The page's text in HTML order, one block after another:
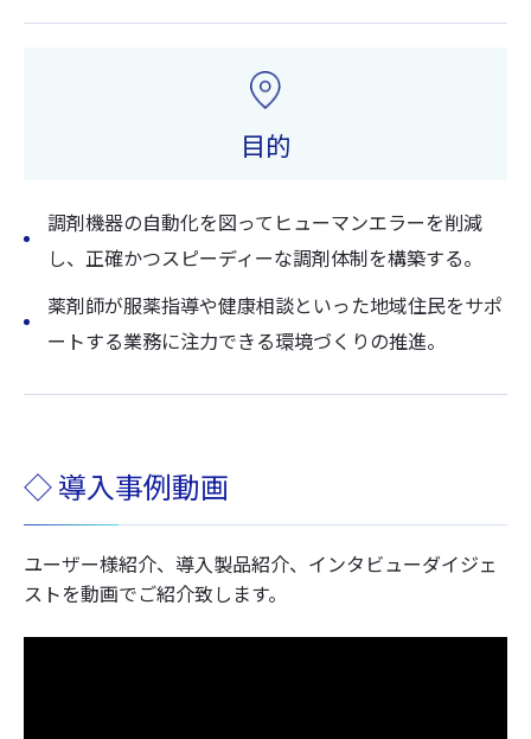
目的
調剤機器の自動化を図ってヒューマンエラーを削減
し、正確かつスピーディーな調剤体制を構築する。
薬剤師が服薬指導や健康相談といった地域住民をサポ
ートする業務に注力できる環境づくりの推進。
◇ 導入事例動画
ユーザー様紹介、導入製品紹介、インタビューダイジェ
ストを動画でご紹介致します。